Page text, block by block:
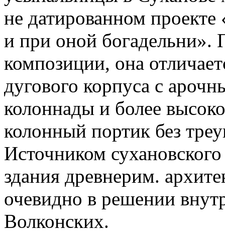
не датированном
и при оной
композиции, она
дугового корпуса с
колоннады и более
колонный портик без
Источником
здания древнерим.
очевидно в решении
Волконских.